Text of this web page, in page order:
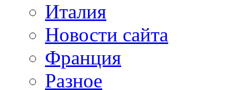
Италия
Новости сайта
Франция
Разное